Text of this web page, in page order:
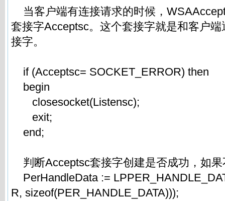
当客户端有连接请求的时候，
套接字Acceptsc。这个套接字就是和客户
接字。
if (Acceptsc= SOCKET_ERROR) then
begin
closesocket(Listensc);
exit;
end;
判断Acceptsc套接字创建是否成功，如果
PerHandleData :=
R, sizeof(PER_HANDLE_DATA)));